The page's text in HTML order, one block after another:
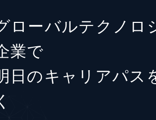
ローバルテクノロ
業で
日のキャリアパス